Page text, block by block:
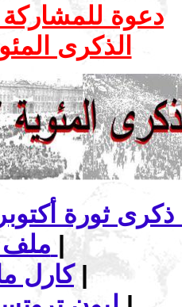
دعوة للمشاركة في ملف 1 ايار- ماي
الذكرى
|
كارل|